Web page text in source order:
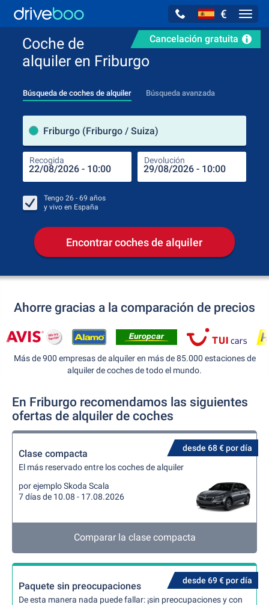
€
Cancelación gratuita
Coche de
alquiler en Friburgo
Búsqueda de coches de alquiler Búsqueda avanzada
Friburgo (Friburgo / Suiza)
Recogida Devolución
Tengo 26 - 69 años
y vivo en España
Encontrar coches de alquiler
Ahorre gracias a la comparación de precios
Más de 900 empresas de alquiler en más de 85.000 estaciones de
alquiler de coches de todo el mundo.
En Friburgo recomendamos las siguientes
ofertas de alquiler de coches
desde 68 € por día
Clase compacta
El más reservado entre los coches de alquiler
por ejemplo Skoda Scala
7 días de 10.08 - 17.08.2026
Comparar la clase compacta
desde 69 € por día
Paquete sin preocupaciones
De esta manera nada puede fallar: ¡sin preocupaciones y con